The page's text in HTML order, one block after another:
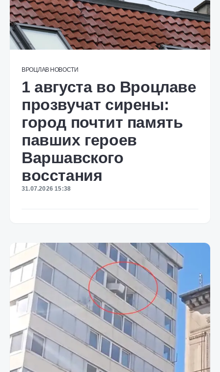
ВРОЦЛАВ НОВОСТИ
1 августа во Вроцлаве
прозвучат сирены:
город почтит память
павших героев
Варшавского
восстания
31.07.2026 15:38